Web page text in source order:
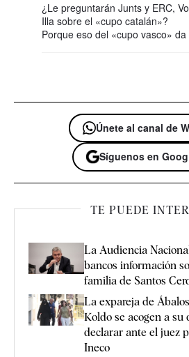
¿Le preguntarán Junts y ERC,
Illa sobre el «cupo catalán»?
Porque eso del «cupo vasco»
Únete al canal de
Síguenos en
TE PUEDE
La Audiencia
bancos información
familia de Santos
La expareja de
Koldo se acogen a su
declarar ante el juez
Ineco